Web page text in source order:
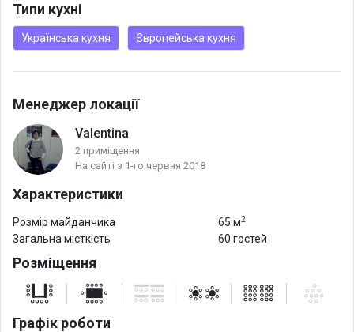
Типи кухні
Українська кухня Європейська кухня
Менеджер локації
Valentina
2 приміщення
На сайті з 1-го червня 2018
Характеристики
Розмір майданчика 65 м2
Загальна місткість 60 гостей
Розміщення
Графік роботи